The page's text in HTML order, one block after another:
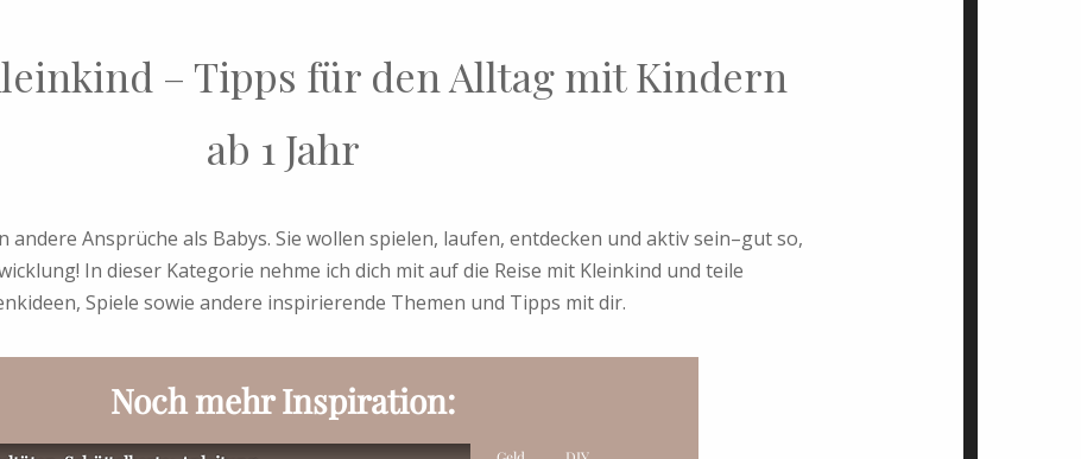
– Tipps für den Alltag mit Kindern
ab 1 Jahr
andere Ansprüche als Babys. Sie wollen spielen, laufen, entdecken und aktiv sein–gut so,
In dieser Kategorie nehme ich dich mit auf die Reise mit Kleinkind und teile
Spiele sowie andere inspirierende Themen und Tipps mit dir.